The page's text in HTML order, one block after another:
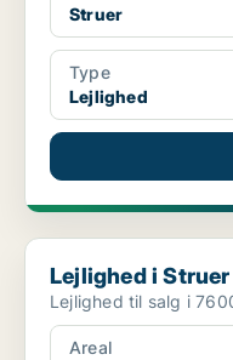
Struer
Type
Lejlighed
Lejlighed i Struer
Lejlighed i Struer
Areal